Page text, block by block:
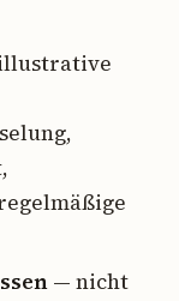
— nicht